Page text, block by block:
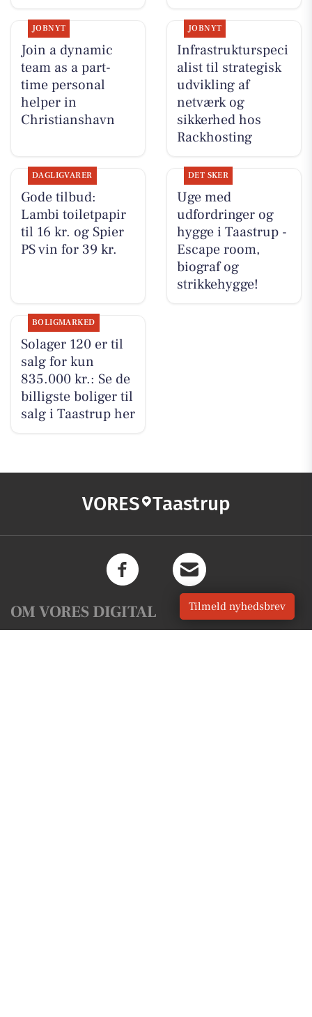
JOBNYT
Join a dynamic
team as a part-
time personal
helper in
Christianshavn
JOBNYT
Infrastrukturspeci
alist til strategisk
udvikling af
netværk og
sikkerhed hos
Rackhosting
DAGLIGVARER
Gode tilbud:
Lambi toiletpapir
til 16 kr. og Spier
PS vin for 39 kr.
DET SKER
Uge med
udfordringer og
hygge i Taastrup -
Escape room,
biograf og
strikkehygge!
BOLIGMARKED
Solager 120 er til
salg for kun
835.000 kr.: Se de
billigste boliger til
salg i Taastrup her
VORES Taastrup
OM VORES DIGITAL Tilmeld nyhedsbrev